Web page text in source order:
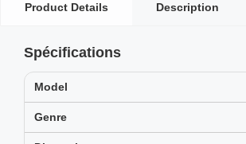
Product Details Description
Spécifications
Model
Genre